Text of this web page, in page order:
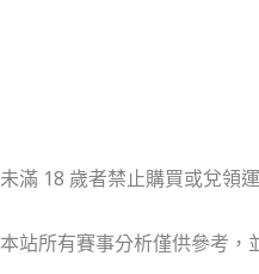
未滿 18 歲者禁止購買或兌領
本站所有賽事分析僅供參考，